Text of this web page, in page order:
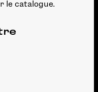
le catalogue.